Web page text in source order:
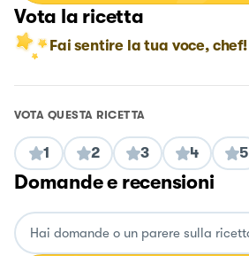
Vota la ricetta
Fai sentire la tua voce, chef!
VOTA QUESTA RICETTA
1 2 3 4 5
Domande e recensioni